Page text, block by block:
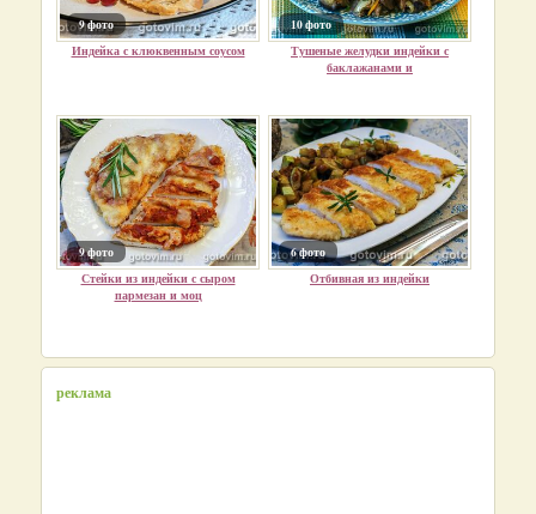
9 фото
Индейка с клюквенным соусом
10 фото
Тушеные желудки индейки с
баклажанами и
9 фото
Стейки из индейки с сыром
пармезан и моц
6 фото
Отбивная из индейки
реклама